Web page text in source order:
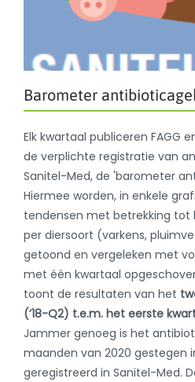
Barometer
Elk kwartaal publiceren FAGG
de verplichte registratie van
Sanitel-Med, de 'barometer
Hiermee worden, in enkele
tendensen met betrekking
per diersoort (varkens,
getoond en vergeleken met
met één kwartaal
toont de resultaten van het
(’18-Q2) t.e.m. het eerste
Jammer genoeg is het
maanden van 2020 gestegen
geregistreerd in Sanitel-Med.